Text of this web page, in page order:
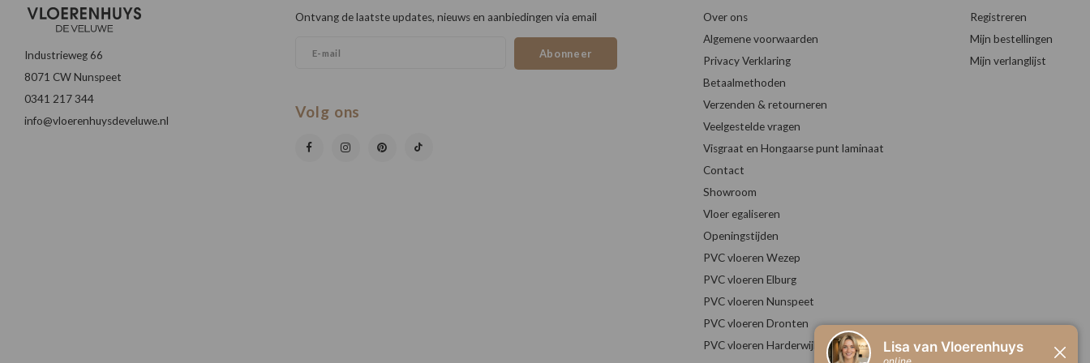
Industrieweg 66
8071 CW Nunspeet
0341 217 344
info@vloerenhuysdeveluwe.nl
Ontvang de laatste updates, nieuws en aanbiedingen via email
Abonneer
Volg ons
Over ons
Algemene voorwaarden
Privacy Verklaring
Betaalmethoden
Verzenden & retourneren
Veelgestelde vragen
Visgraat en Hongaarse punt laminaat
Contact
Showroom
Vloer egaliseren
Openingstijden
PVC vloeren Wezep
PVC vloeren Elburg
PVC vloeren Nunspeet
PVC vloeren Dronten
PVC vloeren Harderwijk
Registreren
Mijn bestellingen
Mijn verlanglijst